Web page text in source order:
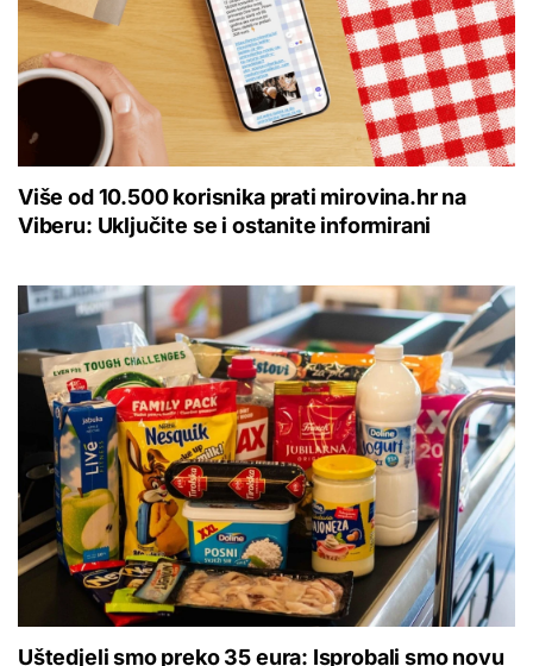
Više od 10.500 korisnika prati mirovina.hr na
Viberu: Uključite se i ostanite informirani
Uštedjeli smo preko 35 eura: Isprobali smo novu